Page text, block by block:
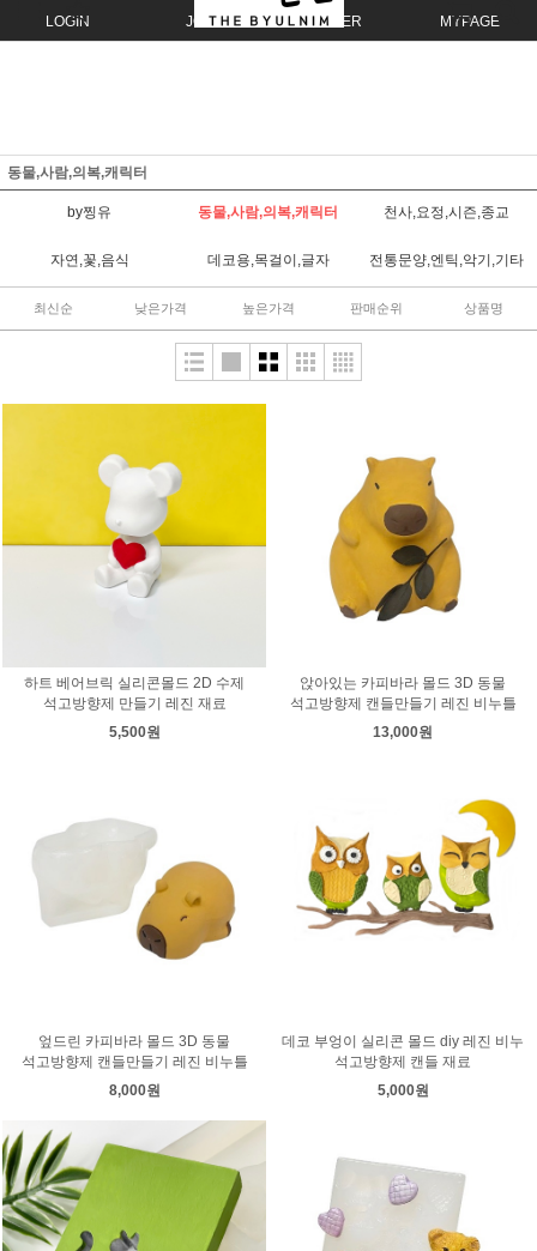
LOGIN JOIN ORDER MYPAGE
동물,사람,의복,캐릭터
by찡유 동물,사람,의복,캐릭터 천사,요정,시즌,종교
자연,꽃,음식 데코용,목걸이,글자 전통문양,엔틱,악기,기타
최신순 낮은가격 높은가격 판매순위 상품명
하트 베어브릭 실리콘몰드 2D 수제
석고방향제 만들기 레진 재료
5,500원
앉아있는 카피바라 몰드 3D 동물
석고방향제 캔들만들기 레진 비누틀
13,000원
엎드린 카피바라 몰드 3D 동물
석고방향제 캔들만들기 레진 비누틀
8,000원
데코 부엉이 실리콘 몰드 diy 레진 비누
석고방향제 캔들 재료
5,000원